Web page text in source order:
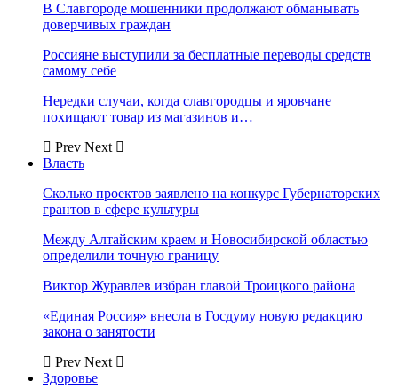
В Славгороде мошенники продолжают обманывать
доверчивых граждан
Россияне выступили за бесплатные переводы средств
самому себе
Нередки случаи, когда славгородцы и яровчане
похищают товар из магазинов и…
Prev Next
Власть
Сколько проектов заявлено на конкурс Губернаторских
грантов в сфере культуры
Между Алтайским краем и Новосибирской областью
определили точную границу
Виктор Журавлев избран главой Троицкого района
«Единая Россия» внесла в Госдуму новую редакцию
закона о занятости
Prev Next
Здоровье